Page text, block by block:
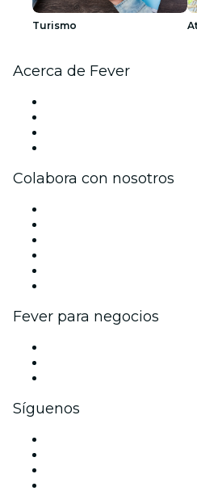
Turismo
Acerca de Fever
Colabora con nosotros
Fever para negocios
Síguenos